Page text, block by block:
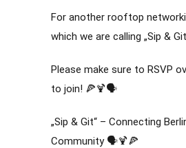
For another rooftop
which we are calling „Sip &
Please make sure to RSVP
to join! 🍕🍹🗣️
„Sip & Git“ – Connecting
Community 🗣️🍹🍕